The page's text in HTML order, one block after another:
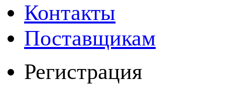
Контакты
Поставщикам
Регистрация